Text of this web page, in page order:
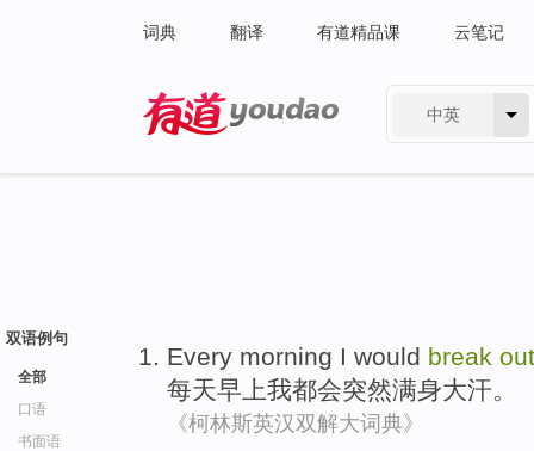
词典 翻译 有道精品课 云笔记
中英
双语例句
全部
口语
书面语
Every morning I would break out
每天早上我都会突然满身大汗。
《柯林斯英汉双解大词典》